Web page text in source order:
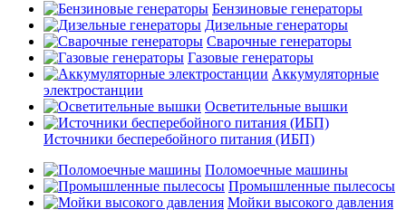
Бензиновые генераторы
Дизельные генераторы
Сварочные генераторы
Газовые генераторы
Аккумуляторные
электростанции
Осветительные вышки
Источники бесперебойного питания (ИБП)
Поломоечные машины
Промышленные пылесосы
Мойки высокого давления